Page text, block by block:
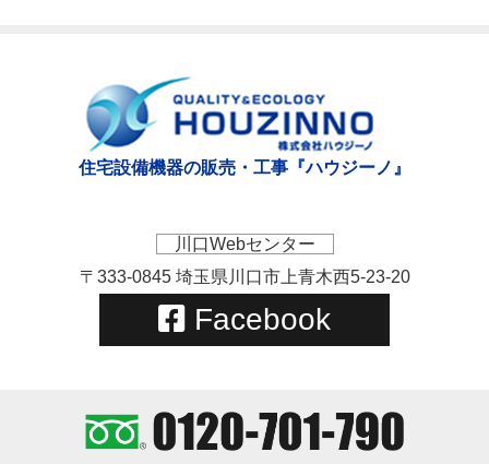
住宅設備機器の販売・工事『ハウジーノ』
川口Webセンター
〒333-0845 埼玉県川口市上青木西5-23-20
Facebook